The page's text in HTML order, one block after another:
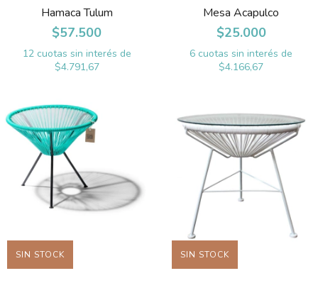
Hamaca Tulum
$57.500
12 cuotas sin interés de
$4.791,67
Mesa Acapulco
$25.000
6 cuotas sin interés de
$4.166,67
SIN STOCK SIN STOCK